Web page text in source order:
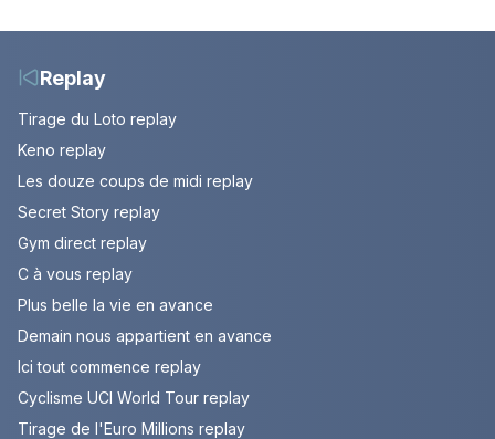
août 2026 (spoiler)
Montbrison et
Replay
Tirage du Loto replay
Keno replay
Les douze coups de midi replay
Secret Story replay
Gym direct replay
C à vous replay
Plus belle la vie en avance
Demain nous appartient en avance
Ici tout commence replay
Cyclisme UCI World Tour replay
Tirage de l'Euro Millions replay